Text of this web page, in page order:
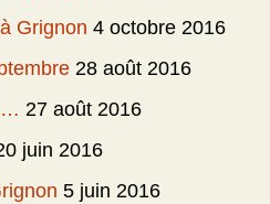
Grignon 4 octobre 2016
28 août 2016
27 août 2016
juin 2016
5 juin 2016